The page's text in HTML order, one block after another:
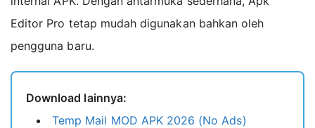
Editor Pro tetap mudah digunakan bahkan oleh
pengguna baru.
Download lainnya:
Temp Mail MOD APK 2026 (No Ads)